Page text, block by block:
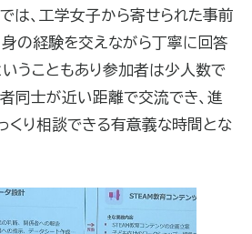
は、工学女子から寄せられた事前
の経験を交えながら丁寧に回答
いうこともあり参加者は少人数で
者同士が近い距離で交流でき、進
くり相談できる有意義な時間とな